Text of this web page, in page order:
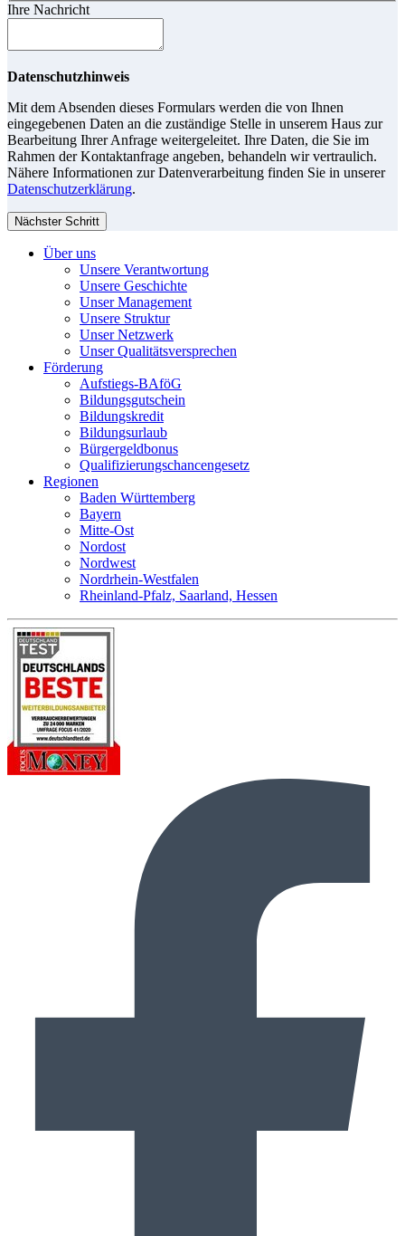
Ihre Nachricht
Datenschutzhinweis
Mit dem Absenden dieses Formulars werden die von Ihnen
eingegebenen Daten an die zuständige Stelle in unserem Haus zur
Bearbeitung Ihrer Anfrage weitergeleitet. Ihre Daten, die Sie im
Rahmen der Kontaktanfrage angeben, behandeln wir vertraulich.
Nähere Informationen zur Datenverarbeitung finden Sie in unserer
Datenschutzerklärung.
Nächster Schritt
Über uns
Unsere Verantwortung
Unsere Geschichte
Unser Management
Unsere Struktur
Unser Netzwerk
Unser Qualitätsversprechen
Förderung
Aufstiegs-BAföG
Bildungsgutschein
Bildungskredit
Bildungsurlaub
Bürgergeldbonus
Qualifizierungschancengesetz
Regionen
Baden Württemberg
Bayern
Mitte-Ost
Nordost
Nordwest
Nordrhein-Westfalen
Rheinland-Pfalz, Saarland, Hessen